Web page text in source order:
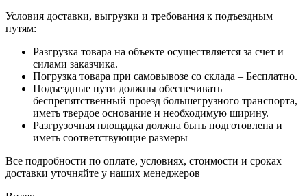
Условия доставки, выгрузки и требования к подъездным
путям:
Разгрузка товара на объекте осуществляется за счет и
силами заказчика.
Погрузка товара при самовывозе со склада – Бесплатно.
Подъездные пути должны обеспечивать
беспрепятственный проезд большегрузного транспорта,
иметь твердое основание и необходимую ширину.
Разгрузочная площадка должна быть подготовлена и
иметь соответствующие размеры
Все подробности по оплате, условиях, стоимости и сроках
доставки уточняйте у наших менеджеров